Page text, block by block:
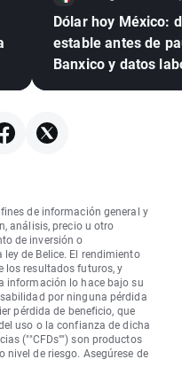
Dólar hoy México:
estable antes de
Banxico y datos
de información general y
análisis, precio u otro
de inversión o
de Belice. El rendimiento
los resultados futuros, y
información lo hace bajo su
por ninguna pérdida
pérdida de beneficio, que
uso o la confianza de dicha
(""CFDs"") son productos
de riesgo. Asegúrese de